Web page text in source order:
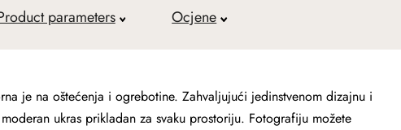
parameters Ocjene
je na oštećenja i ogrebotine. Zahvaljujući jedinstvenom dizajnu i
ukras prikladan za svaku prostoriju. Fotografiju možete